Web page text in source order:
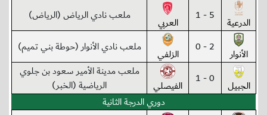
الدرعية 5 - 1 العربي ملعب نادي الرياض (الرياض)
الأنوار 2 - 0 الزلفي ملعب نادي الأنوار (حوطة بني تميم)
الجبيل 0 - 1 الفيصلي
ملعب مدينة الأمير سعود بن جلوي
الرياضية (الخبر)
دوري الدرجة الثانية